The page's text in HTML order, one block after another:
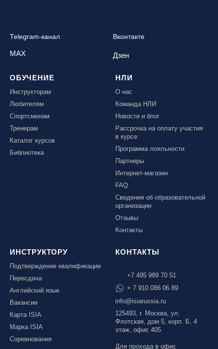
Telegram-канал Вконтакте
MAX Дзен
ОБУЧЕНИЕ
Инструкторам
Любителям
Спортсменам
Тренерам
Каталог курсов
Библиотека
НЛИ
О нас
Команда НЛИ
Новости и блог
Рассрочка на оплату участия
в курсе
Программа лояльности
Партнеры
Интернет-магазин
FAQ
Сведения об образовательной
организации
Отзывы
Контакты
ИНСТРУКТОРУ
Подтверждение квалификации
Пересдача
Английский язык
Вакансии
Карта ISIA
Марка ISIA
Соревнования
КОНТАКТЫ
+7 495 989 70 51
+ 7 910 086 06 89
info@isiarussia.ru
125493, г. Москва, ул.
Флотская, дом 5, корп. Б, 4
этаж, офис 405
Для прохода в офис